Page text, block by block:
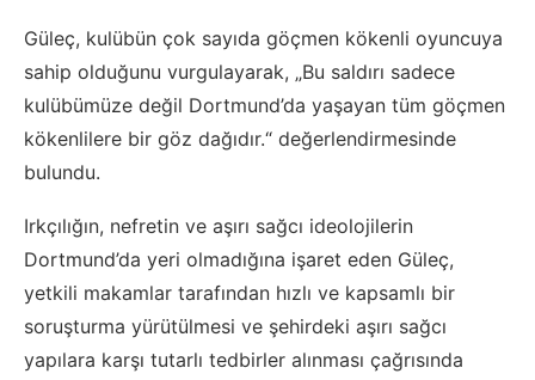
Güleç, kulübün çok sayıda göçmen kökenli oyuncuya
sahip olduğunu vurgulayarak, „Bu saldırı sadece
kulübümüze değil Dortmund’da yaşayan tüm göçmen
kökenlilere bir göz dağıdır.“ değerlendirmesinde
bulundu.
Irkçılığın, nefretin ve aşırı sağcı ideolojilerin
Dortmund’da yeri olmadığına işaret eden Güleç,
yetkili makamlar tarafından hızlı ve kapsamlı bir
soruşturma yürütülmesi ve şehirdeki aşırı sağcı
yapılara karşı tutarlı tedbirler alınması çağrısında